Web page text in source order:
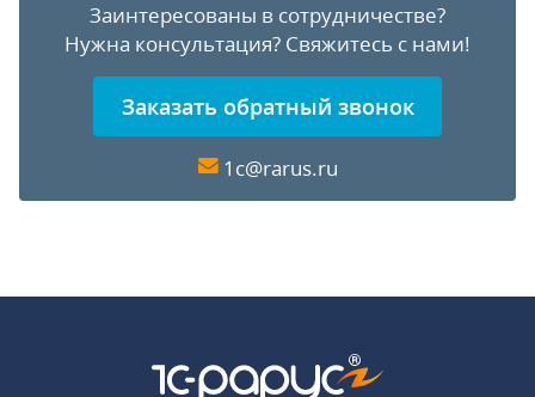
Заинтересованы в сотрудничестве?
Нужна консультация? Свяжитесь с нами!
Заказать обратный звонок
1c@rarus.ru